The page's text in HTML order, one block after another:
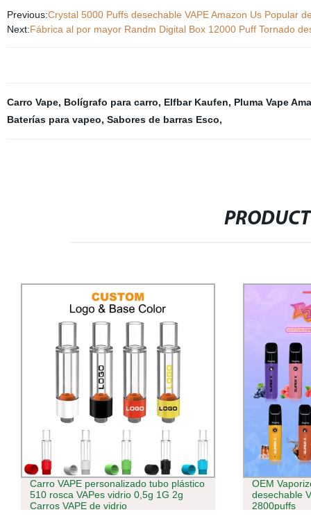
Previous:Crystal 5000 Puffs desechable VAPE Amazon Us Popular
Next:Fábrica al por mayor Randm Digital Box 12000 Puff Tornado
Carro Vape, Bolígrafo para carro, Elfbar Kaufen, Pluma Vape
Baterías para vapeo, Sabores de barras Esco,
OEM Vaporizer mayorista Distribuidor
desechable VAPE E Cigarette Puff
2800puffs
Recargar
perdido
nicotina Pod